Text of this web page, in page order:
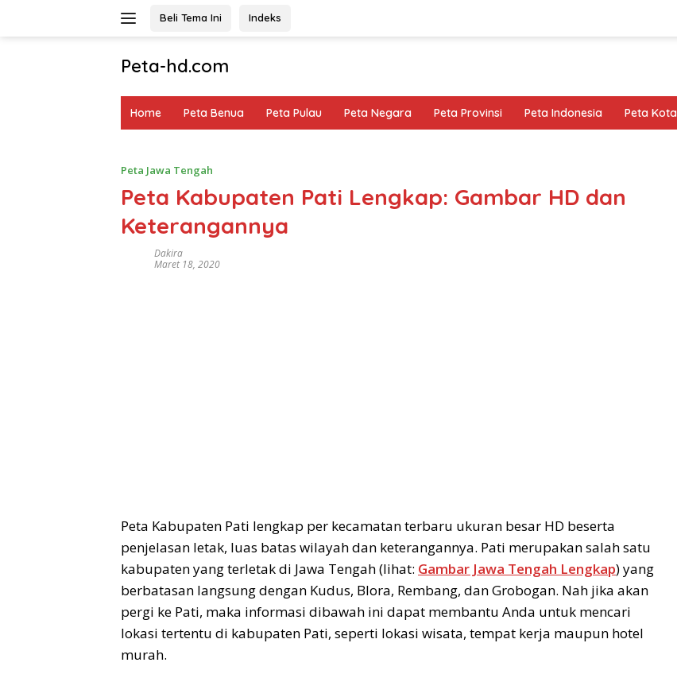
Beli Tema Ini Indeks
Peta-hd.com
Gambar
Home Peta Benua Peta Pulau Peta Negara Peta Provinsi Peta Indonesia Peta Kota
Peta Jawa Tengah
Peta Kabupaten Pati Lengkap: Gambar HD dan
Keterangannya
Dakira
Maret 18, 2020
Peta Kabupaten Pati lengkap per kecamatan terbaru ukuran besar HD beserta
penjelasan letak, luas batas wilayah dan keterangannya. Pati merupakan salah satu
kabupaten yang terletak di Jawa Tengah (lihat: Gambar Jawa Tengah Lengkap) yang
berbatasan langsung dengan Kudus, Blora, Rembang, dan Grobogan. Nah jika akan
pergi ke Pati, maka informasi dibawah ini dapat membantu Anda untuk mencari
lokasi tertentu di kabupaten Pati, seperti lokasi wisata, tempat kerja maupun hotel
murah.